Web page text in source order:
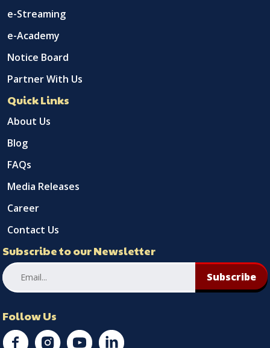
e-Streaming
e-Academy
Notice Board
Partner With Us
Quick Links
About Us
Blog
FAQs
Media Releases
Career
Contact Us
Subscribe to our Newsletter
Subscribe
Follow Us